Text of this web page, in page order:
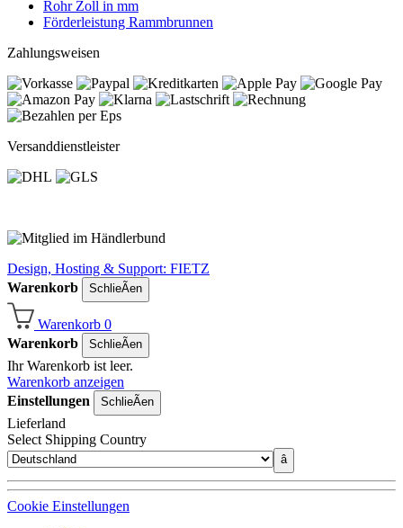
Rohr Zoll in mm
Förderleistung Rammbrunnen
Zahlungsweisen
Versanddienstleister
Design, Hosting & Support: FIETZ
Warenkorb
SchlieÃen
Warenkorb 0
Warenkorb
SchlieÃen
Ihr Warenkorb ist leer.
Warenkorb anzeigen
Einstellungen
SchlieÃen
Lieferland
Select Shipping Country
â
Cookie Einstellungen